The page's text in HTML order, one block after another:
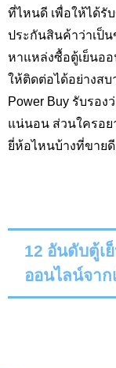
ที่ไหนดี เพื่อให้ได้
ประกันสินค้าว่าเป็
หาแหล่งซื้อตู้เย็นอ
ให้ติดต่อได้อย่างสบ
Power Buy รับรอง
แน่นอน ส่วนใครอย
ยี่ห้อไหนบ้างที่ขายดี
12 อันดับตู้เ
ออนไลน์จาก